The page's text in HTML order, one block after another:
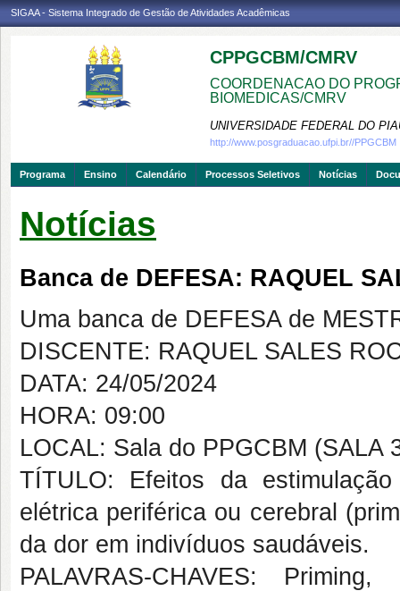
SIGAA - Sistema Integrado de Gestão de Atividades Acadêmicas
CPPGCBM/CMRV
COORDENACAO DO
BIOMEDICAS/CMRV
UNIVERSIDADE FEDERAL DO
http://www.posgraduacao.ufpi.br//PPGCBM
Programa Ensino Calendário Processos Seletivos Notícias
Notícias
Banca de DEFESA: RAQUEL
Uma banca de DEFESA de
DISCENTE: RAQUEL SALES
DATA: 24/05/2024
HORA: 09:00
LOCAL: Sala do PPGCBM (SALA
TÍTULO: Efeitos da
elétrica periférica ou cerebral
da dor em indivíduos saudáveis.
PALAVRAS-CHAVES: